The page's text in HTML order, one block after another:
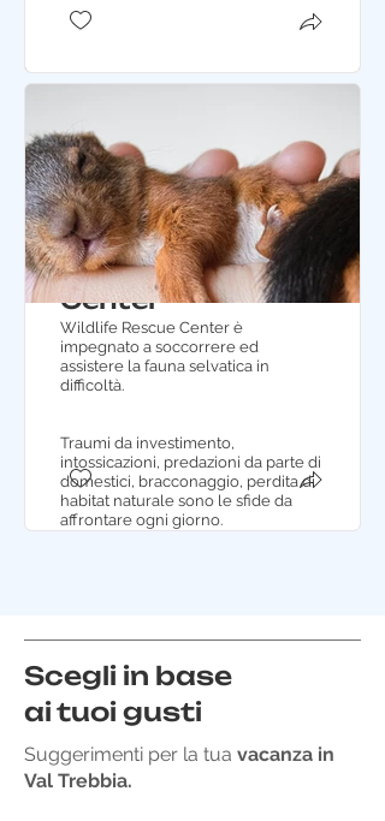
Wildlife Rescue
Center
Wildlife Rescue Center è
impegnato a soccorrere ed
assistere la fauna selvatica in
difficoltà.
Traumi da investimento,
intossicazioni, predazioni da parte di
domestici, bracconaggio, perdita di
habitat naturale sono le sfide da
affrontare ogni giorno.
Scegli in base
ai tuoi gusti
Suggerimenti per la tua vacanza in
Val Trebbia.